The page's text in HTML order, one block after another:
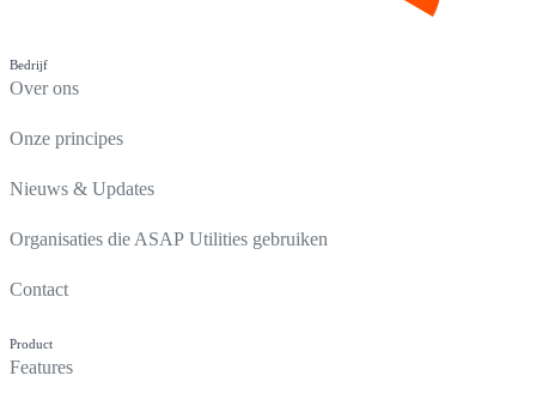
Bedrijf
Over ons
Onze principes
Nieuws & Updates
Organisaties die ASAP Utilities gebruiken
Contact
Product
Features